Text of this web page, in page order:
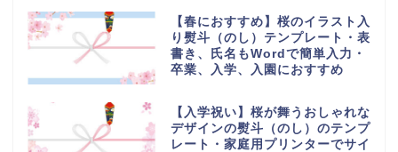
【春におすすめ】桜のイラスト入
り熨斗（のし）テンプレート・表
書き、氏名もWordで簡単入力・
卒業、入学、入園におすすめ
【入学祝い】桜が舞うおしゃれな
デザインの熨斗（のし）のテンプ
レート・家庭用プリンターでサイ